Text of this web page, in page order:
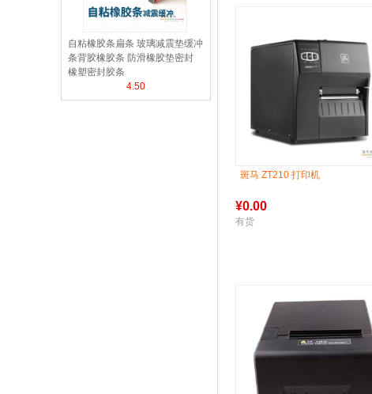
自粘橡胶条扁条 玻璃减震垫缓冲
条背胶橡胶条 防滑橡胶垫密封
橡塑密封胶条
4.50
斑马 ZT210 打印机
¥0.00
有货